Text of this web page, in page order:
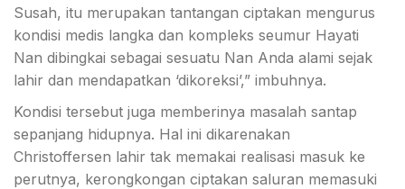
Susah, itu merupakan tantangan ciptakan mengurus
kondisi medis langka dan kompleks seumur Hayati
Nan dibingkai sebagai sesuatu Nan Anda alami sejak
lahir dan mendapatkan ‘dikoreksi’,” imbuhnya.
Kondisi tersebut juga memberinya masalah santap
sepanjang hidupnya. Hal ini dikarenakan
Christoffersen lahir tak memakai realisasi masuk ke
perutnya, kerongkongan ciptakan saluran memasuki